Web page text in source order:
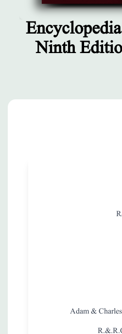
مطبوعات
Edition - Vol. III
Ninth
Adam &